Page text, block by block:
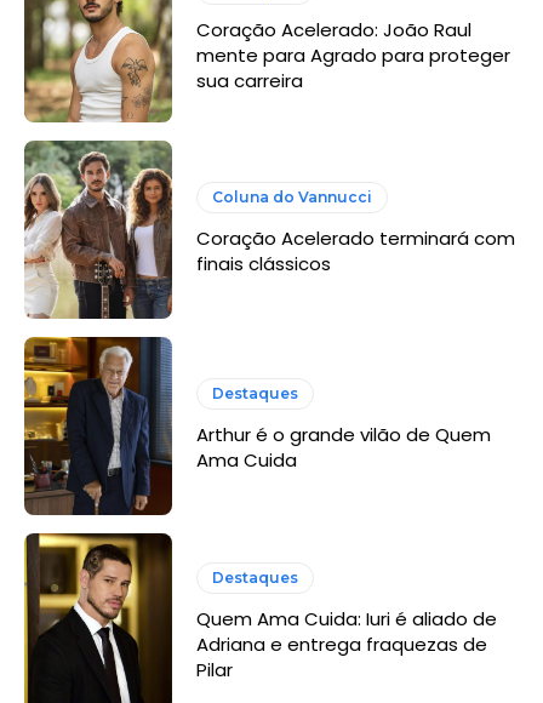
Coração Acelerado: João Raul
mente para Agrado para proteger
sua carreira
Coluna do Vannucci
Coração Acelerado terminará com
finais clássicos
Destaques
Arthur é o grande vilão de Quem
Ama Cuida
Destaques
Quem Ama Cuida: Iuri é aliado de
Adriana e entrega fraquezas de
Pilar